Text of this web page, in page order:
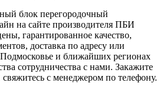
блок перегородочный
на сайте производителя ПБИ
гарантированное качество,
доставка по адресу или
и ближайших регионах
сотрудничества с нами. Закажите
с менеджером по телефону.